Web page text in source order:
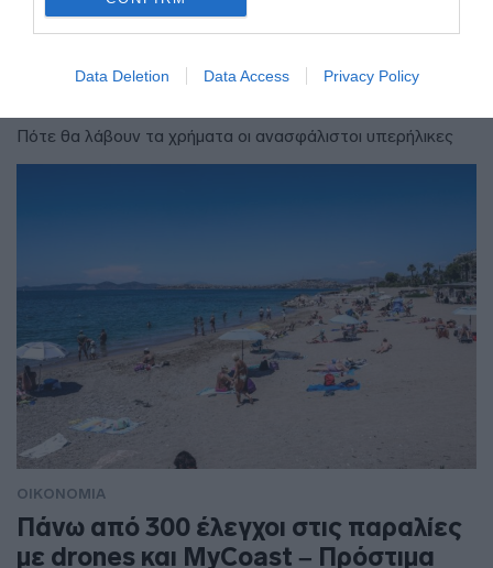
Data Deletion Data Access Privacy Policy
Συντάξεις Σεπτεμβρίου 2026: Πότε
αναμένεται να πληρωθούν μισθωτοί
και μη μισθωτοί
Πότε θα λάβουν τα χρήματα οι ανασφάλιστοι υπερήλικες
ΟΙΚΟΝΟΜΙΑ
Πάνω από 300 έλεγχοι στις παραλίες
με drones και MyCoast – Πρόστιμα